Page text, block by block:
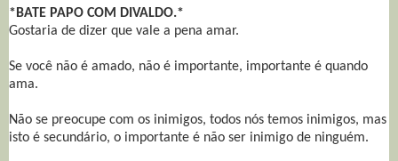
*BATE PAPO COM DIVALDO.*
Gostaria de dizer que vale a pena amar.
Se você não é amado, não é importante, importante é quando
ama.
Não se preocupe com os inimigos, todos nós temos inimigos, mas
isto é secundário, o importante é não ser inimigo de ninguém.